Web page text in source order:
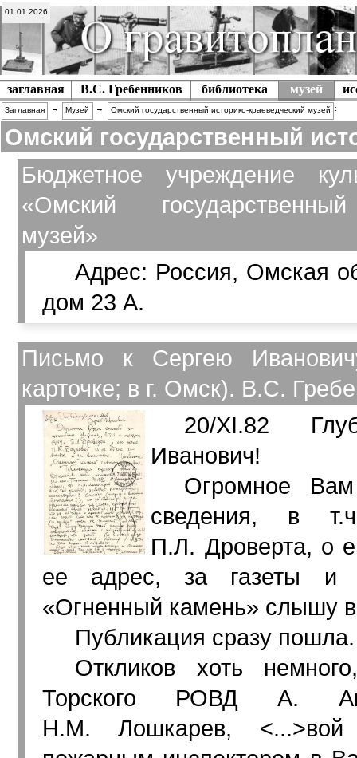
01.01.2026
заглавная В.С. Гребенников библиотека музей
Заглавная → Музей → Омский государственный историко-краеведческий музей :
Омский государственный
Бюджетное учреждение
Омский государственный
музей
Адрес: Россия, Омская
дом 23 А.
Письмо к Сергею
карточке; в г. Омск). В.С.
20/XI.82
Иванович!
Огромное
сведения, в
П.Л. Дроверта, о
ее адрес, за газеты и
Огненный камень
слышу
Публикация сразу пошла.
Откликов хоть
Торского РОВД А.
Н.М. Лошкарев, <...>вой